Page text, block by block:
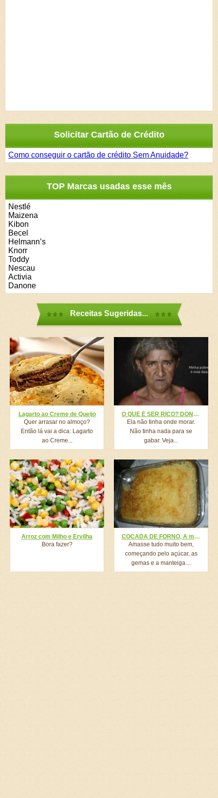
Solicitar Cartão de Crédito
Como conseguir o cartão de crédito Sem Anuidade?
TOP Marcas usadas esse mês
Nestlé
Maizena
Kibon
Becel
Helmann’s
Knorr
Toddy
Nescau
Activia
Danone
Receitas Sugeridas...
Lagarto ao Creme de Queijo
Quer arrasar no almoço?
Então lá vai a dica: Lagarto
ao Creme...
O QUE É SER RICO? DONA MARIA VAI TE DAR UMA LIÇÃO DE VIDA COM SUA RESPOSTA
Ela não tinha onde morar.
Não tinha nada para se
gabar. Veja...
Arroz com Milho e Ervilha
Bora fazer?
COCADA DE FORNO, A melhor de todas!
Amasse tudo muito bem,
começando pelo açúcar, as
gemas e a manteiga....